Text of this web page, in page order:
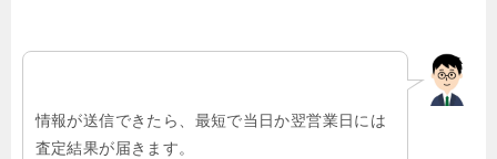
情報が送信できたら、最短で当日か翌営業日には
査定結果が届きます。